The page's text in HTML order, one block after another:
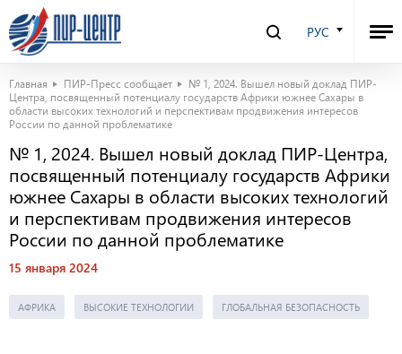
РУС
Главная ПИР-Пресс сообщает
№ 1, 2024. Вышел новый доклад ПИР-
Центра, посвященный потенциалу государств Африки южнее Сахары в
области высоких технологий и перспективам продвижения интересов
России по данной проблематике
№ 1, 2024. Вышел новый доклад ПИР-Центра,
посвященный потенциалу государств Африки
южнее Сахары в области высоких технологий
и перспективам продвижения интересов
России по данной проблематике
15 января 2024
АФРИКА ВЫСОКИЕ ТЕХНОЛОГИИ ГЛОБАЛЬНАЯ БЕЗОПАСНОСТЬ